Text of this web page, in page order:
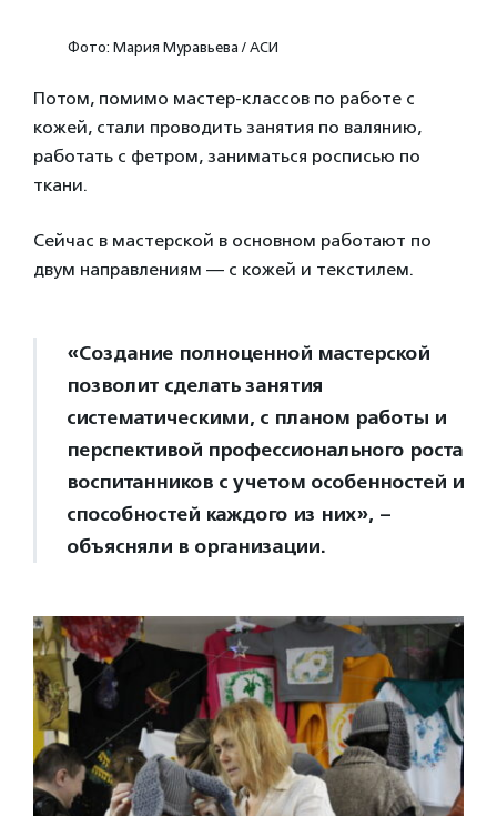
Фото: Мария Муравьева / АСИ
Потом, помимо мастер-классов по работе с
кожей, стали проводить занятия по валянию,
работать с фетром, заниматься росписью по
ткани.
Сейчас в мастерской в основном работают по
двум направлениям — с кожей и текстилем.
«Создание полноценной мастерской
позволит сделать занятия
систематическими, с планом работы и
перспективой профессионального роста
воспитанников с учетом особенностей и
способностей каждого из них», –
объясняли в организации.